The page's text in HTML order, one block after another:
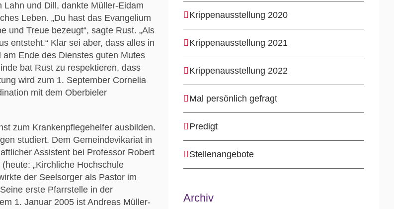
und Dill, dankte Müller-Eidam
Leben. „Du hast das Evangelium
und Treue bezeugt“, sagte Rust. „Als
entsteht.“ Klar sei aber, dass alles in
Ende des Dienstes guten Mutes
bat Rust zu respektieren, dass
wird zum 1. September Cornelia
mit dem Oberbieler
zum Krankenpflegehelfer ausbilden.
studiert. Dem Gemeindevikariat in
Assistent bei Professor Robert
„Kirchliche Hochschule
der Seelsorger als Pastor im
erste Pfarrstelle in der
1. Januar 2005 ist Andreas Müller-
Krippenausstellung 2020
Krippenausstellung 2021
Krippenausstellung 2022
Mal persönlich gefragt
Predigt
Stellenangebote
Archiv